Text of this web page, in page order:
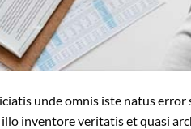
unde omnis iste natus
illo inventore veritatis et quasi